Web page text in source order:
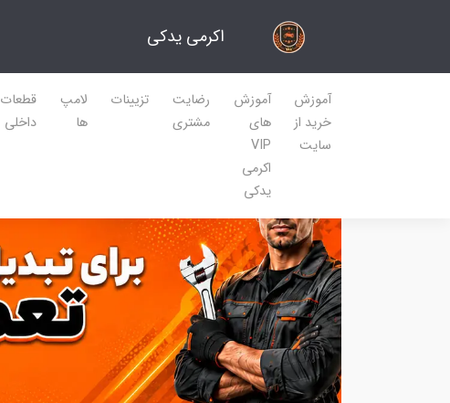
اکرمی یدکی
آموزش
خرید از
سایت
آموزش
های
VIP
اکرمی
یدکی
رضایت
مشتری
تزیینات
لامپ
ها
قطعات
داخلی